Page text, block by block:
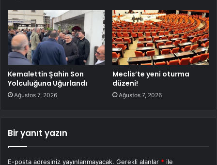
Kemalettin Şahin Son
Yolculuğuna Uğurlandı
Ağustos 7, 2026
Meclis’te yeni oturma
düzeni!
Ağustos 7, 2026
Bir yanıt yazın
E-posta adresiniz yayınlanmayacak. Gerekli alanlar * ile